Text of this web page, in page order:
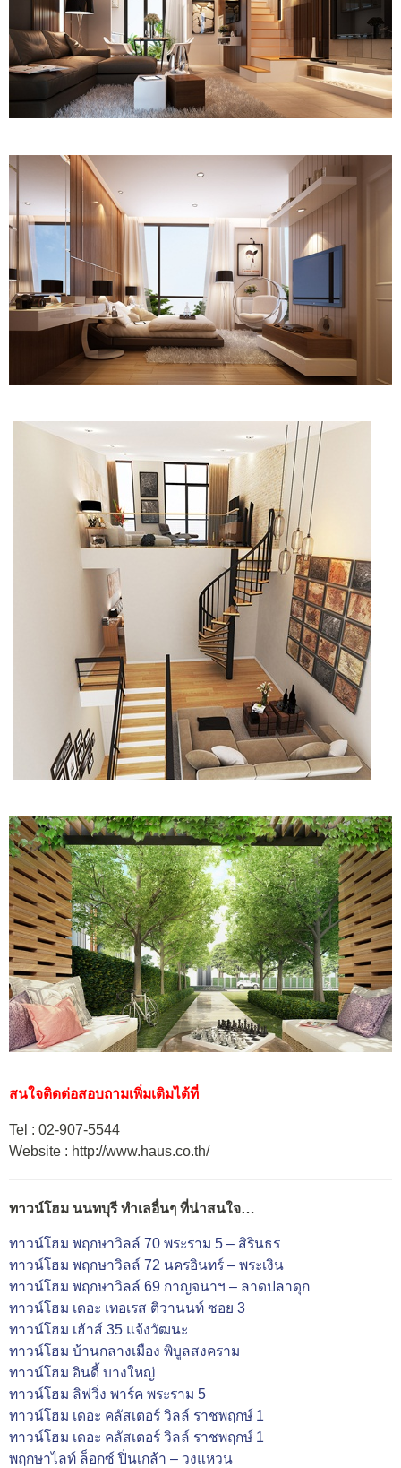
สนใจติดต่อสอบถามเพิ่มเติมได้ที่
Tel : 02-907-5544
Website : http://www.haus.co.th/
ทาวน์โฮม นนทบุรี ทำเลอื่นๆ ที่น่าสนใจ…
ทาวน์โฮม พฤกษาวิลล์ 70 พระราม 5 – สิรินธร
ทาวน์โฮม พฤกษาวิลล์ 72 นครอินทร์ – พระเงิน
ทาวน์โฮม พฤกษาวิลล์ 69 กาญจนาฯ – ลาดปลาดุก
ทาวน์โฮม เดอะ เทอเรส ติวานนท์ ซอย 3
ทาวน์โฮม เฮ้าส์ 35 แจ้งวัฒนะ
ทาวน์โฮม บ้านกลางเมือง พิบูลสงคราม
ทาวน์โฮม อินดี้ บางใหญ่
ทาวน์โฮม ลิฟวิ่ง พาร์ค พระราม 5
ทาวน์โฮม เดอะ คลัสเตอร์ วิลล์ ราชพฤกษ์ 1
ทาวน์โฮม เดอะ คลัสเตอร์ วิลล์ ราชพฤกษ์ 1
พฤกษาไลท์ ล็อกซ์ ปิ่นเกล้า – วงแหวน